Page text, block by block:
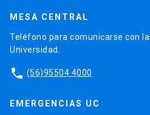
MESA CENTRAL
Teléfono para comunicarse con
Universidad.
phone (56)95504 4000
EMERGENCIAS UC